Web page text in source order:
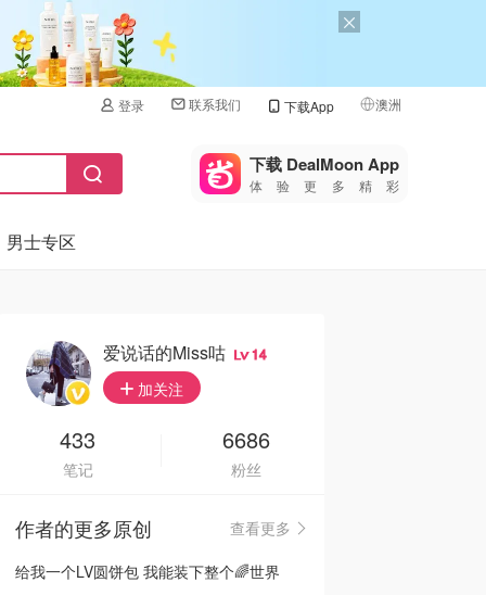
登录 联系我们 下载App 澳洲
🇺🇸
🇨🇳 中国
🇩🇪
🇮🇹
🇦🇺
🇳🇿新西兰
下载 DealMoon App
体验更多精彩
男士专区
爱说话的Miss咕 14
加关注
433
笔记
6686
粉丝
作者的更多原创
查看更多
给我一个LV圆饼包 我能装下整个🌈世界